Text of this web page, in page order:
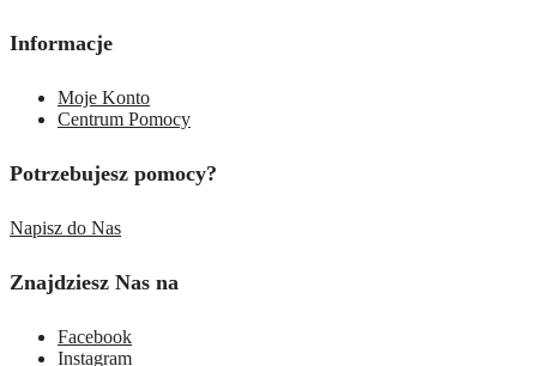
Informacje
Moje Konto
Centrum Pomocy
Potrzebujesz pomocy?
Napisz do Nas
Znajdziesz Nas na
Facebook
Instagram